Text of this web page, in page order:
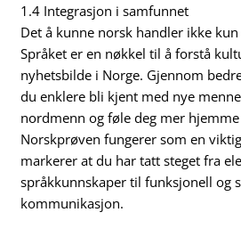
1.4 Integrasjon i samfunnet
Det å kunne norsk handler ikke
Språket er en nøkkel til å forstå
nyhetsbilde i Norge. Gjennom
du enklere bli kjent med nye
nordmenn og føle deg mer
Norskprøven fungerer som en
markerer at du har tatt steget fra
språkkunnskaper til funksjonell og
kommunikasjon.